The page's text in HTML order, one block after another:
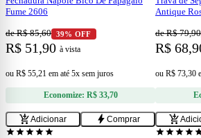
Fume 2606
de R$ 85,60 39% OFF
R$ 51,90 à vista
ou R$ 55,21 em até 5x sem juros
Economize: R$ 33,70
add_shopping_cartAdicionar bolt Comprar
Antique
de R$ 79,90
R$
ou R$ 73,30
add_shopping_cart
starstarstarstarstar starstarstarstar